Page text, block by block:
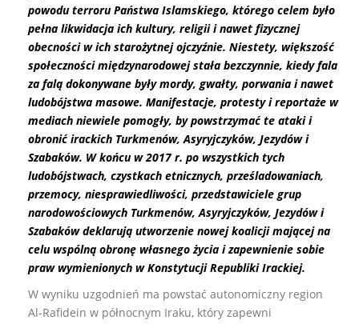
powodu terroru Państwa Islamskiego, którego celem było
pełna likwidacja ich kultury, religii i nawet fizycznej
obecności w ich starożytnej ojczyźnie. Niestety, większość
społeczności międzynarodowej stała bezczynnie, kiedy fala
za falą dokonywane były mordy, gwałty, porwania i nawet
ludobójstwa masowe. Manifestacje, protesty i reportaże w
mediach niewiele pomogły, by powstrzymać te ataki i
obronić irackich Turkmenów, Asyryjczyków, Jezydów i
Szabaków. W końcu w 2017 r. po wszystkich tych
ludobójstwach, czystkach etnicznych, prześladowaniach,
przemocy, niesprawiedliwości, przedstawiciele grup
narodowościowych Turkmenów, Asyryjczyków, Jezydów i
Szabaków deklarują utworzenie nowej koalicji mającej na
celu wspólną obronę własnego życia i zapewnienie sobie
praw wymienionych w Konstytucji Republiki Irackiej.
W wyniku uzgodnień ma powstać autonomiczny region
Al-Rafidein w północnym Iraku, który zapewni